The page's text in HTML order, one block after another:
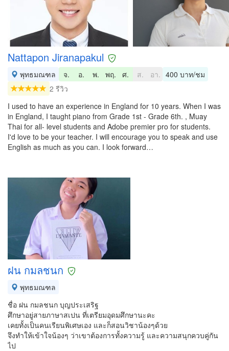
Nattapon Jiranapakul
พุทธมณฑล จ. อ. พ. พฤ. ศ. ส. อา. 400 บาท/ชม
2 รีวิว
I used to have an experience in England for 10 years. When I was
in England, I taught piano from Grade 1st - Grade 6th. , Muay
Thai for all- level students and Adobe premier pro for students.
I'd love to be your teacher. I will encourage you to speak and use
English as much as you can. I look forward…
ฝน กมลชนก
พุทธมณฑล
ชื่อ ฝน กมลชนก บุญประเสริฐ
ศึกษาอยู่สายภาษาสเปน ที่เตรียมอุดมศึกษานะคะ
เคยทั้งเป็นคนเรียนพิเศษเอง และก็สอนวิชาน้องๆด้วย
จึงทำให้เข้าใจน้องๆ ว่าเขาต้องการทั้งความรู้ และความสนุกควบคู่กัน
ไป